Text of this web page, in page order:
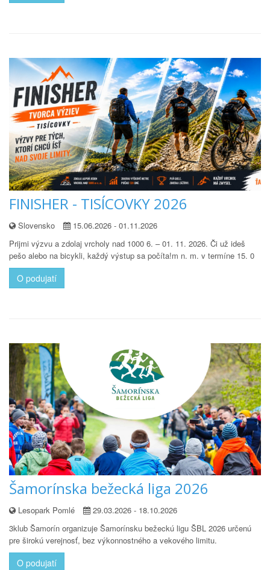
FINISHER - TISÍCOVKY 2026
Slovensko
15.06.2026 - 01.11.2026
Prijmi výzvu a zdolaj vrcholy nad 1000 6. – 01. 11. 2026. Či už ideš
pešo alebo na bicykli, každý výstup sa počíta!m n. m. v termíne 15. 0
O podujatí
Šamorínska bežecká liga 2026
Lesopark Pomlé
29.03.2026 - 18.10.2026
3klub Šamorín organizuje Šamorínsku bežeckú ligu ŠBL 2026 určenú
pre širokú verejnosť, bez výkonnostného a vekového limitu.
O podujatí